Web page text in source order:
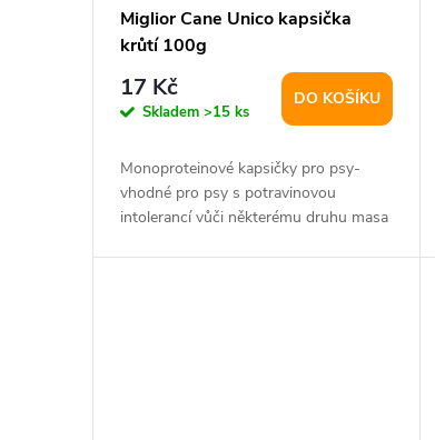
ů
Miglior Cane Unico kapsička
krůtí 100g
17 Kč
Skladem >15 ks
DO KOŠÍKU
Monoproteinové kapsičky pro psy-
vhodné pro psy s potravinovou
intolerancí vůči některému druhu masa